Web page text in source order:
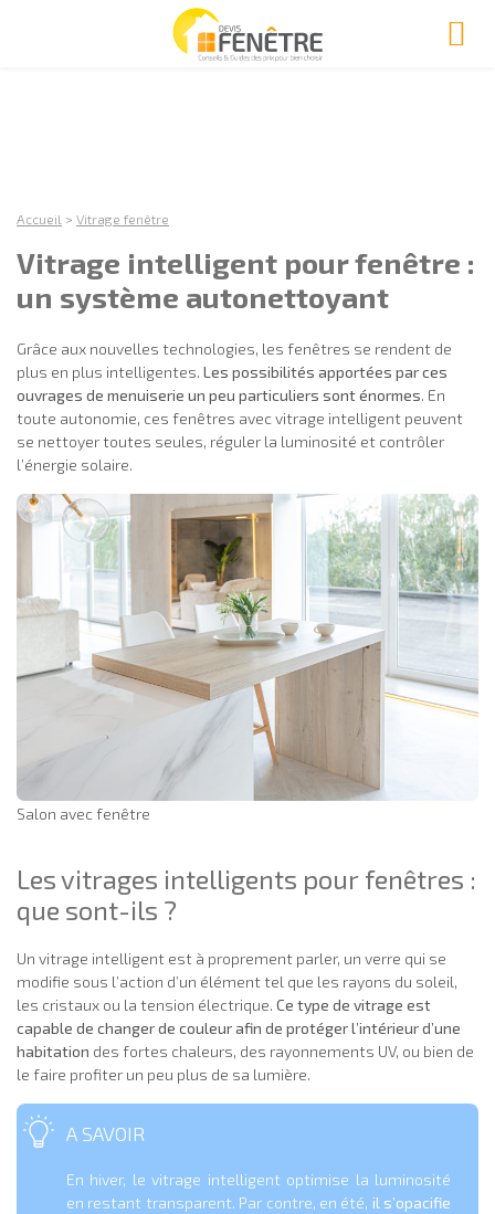
Accueil > Vitrage fenêtre
Vitrage intelligent pour fenêtre :
un système autonettoyant
Grâce aux nouvelles technologies, les fenêtres se rendent de
plus en plus intelligentes. Les possibilités apportées par ces
ouvrages de menuiserie un peu particuliers sont énormes. En
toute autonomie, ces fenêtres avec vitrage intelligent peuvent
se nettoyer toutes seules, réguler la luminosité et contrôler
l’énergie solaire.
Salon avec fenêtre
Les vitrages intelligents pour fenêtres :
que sont-ils ?
Un vitrage intelligent est à proprement parler, un verre qui se
modifie sous l’action d’un élément tel que les rayons du soleil,
les cristaux ou la tension électrique. Ce type de vitrage est
capable de changer de couleur afin de protéger l’intérieur d’une
habitation des fortes chaleurs, des rayonnements UV, ou bien de
le faire profiter un peu plus de sa lumière.
A SAVOIR
En hiver, le vitrage intelligent optimise la luminosité
en restant transparent. Par contre, en été, il s’opacifie